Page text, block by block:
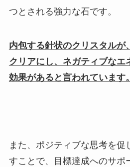
つとされる強力な石です。
内包する針状のクリスタルが
クリアにし、ネガティブなエ
効果があると言われています。
また、ポジティブな思考を促
すことで、目標達成へのサポ